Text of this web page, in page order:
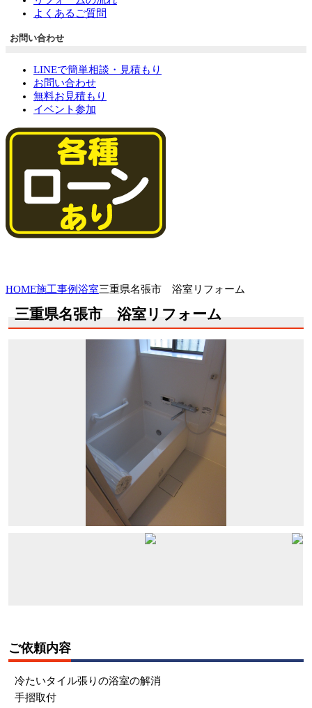
よくあるご質問
お問い合わせ
LINEで簡単相談・見積もり
お問い合わせ
無料お見積もり
イベント参加
HOME施工事例浴室三重県名張市 浴室リフォーム
三重県名張市 浴室リフォーム
ご依頼内容
冷たいタイル張りの浴室の解消
手摺取付